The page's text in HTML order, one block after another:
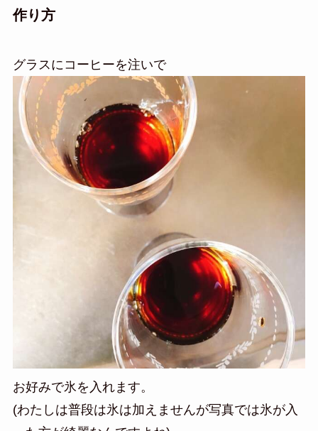
作り方
グラスにコーヒーを注いで
お好みで氷を入れます。
(わたしは普段は氷は加えませんが写真では氷が入